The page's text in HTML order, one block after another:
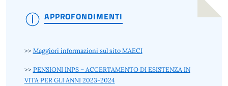
APPROFONDIMENTI
>> Maggiori informazioni sul sito MAECI
>> PENSIONI INPS – ACCERTAMENTO DI ESISTENZA IN
VITA PER GLI ANNI 2023-2024